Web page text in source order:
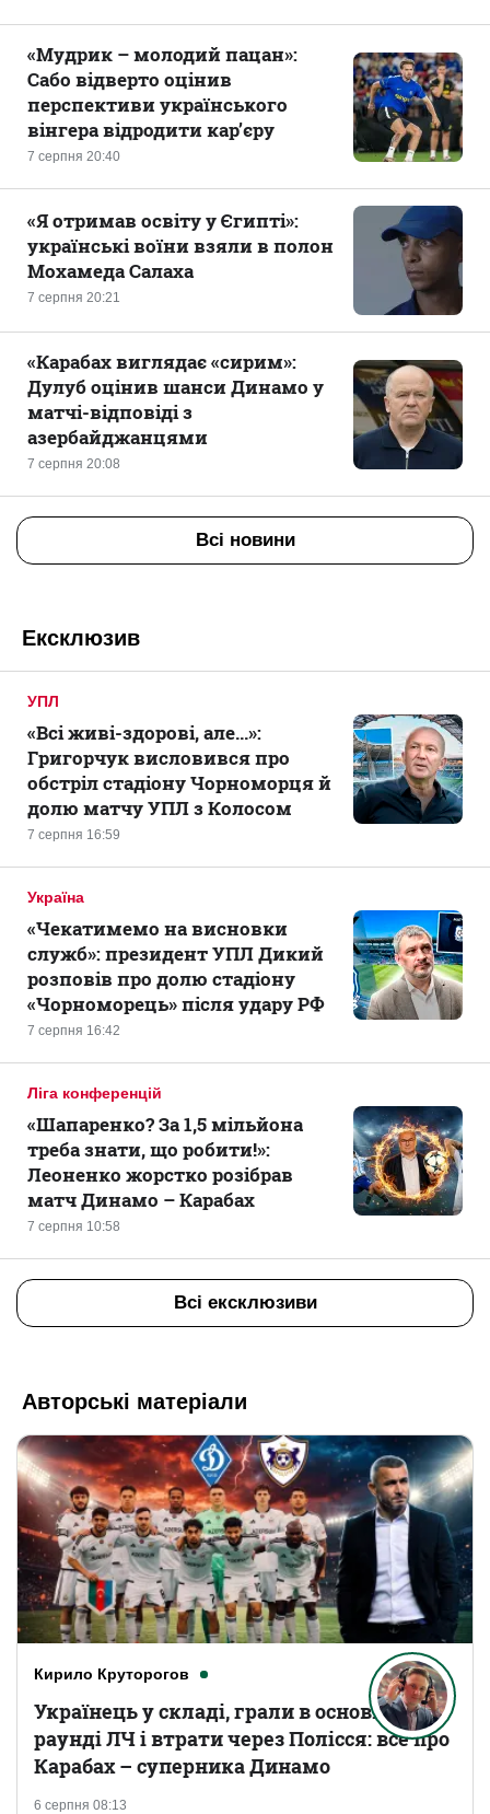
7 серпня 20:40
«Мудрик – молодий пацан»:
Сабо відверто оцінив
перспективи українського
вінгера відродити кар’єру
7 серпня 20:21
«Я отримав освіту у Єгипті»:
українські воїни взяли в полон
Мохамеда Салаха
7 серпня 20:08
«Карабах виглядає «сирим»:
Дулуб оцінив шанси Динамо у
матчі-відповіді з
азербайджанцями
Всі новини
Ексклюзив
УПЛ
7 серпня 16:59
«Всі живі-здорові, але...»:
Григорчук висловився про
обстріл стадіону Чорноморця й
долю матчу УПЛ з Колосом
Україна
7 серпня 16:42
«Чекатимемо на висновки
служб»: президент УПЛ Дикий
розповів про долю стадіону
«Чорноморець» після удару РФ
Ліга конференцій
7 серпня 10:58
«Шапаренко? За 1,5 мільйона
треба знати, що робити!»:
Леоненко жорстко розібрав
матч Динамо – Карабах
Всі ексклюзиви
Авторські матеріали
Кирило Круторогов
6 серпня 08:13
Українець у складі, грали в основному
раунді ЛЧ і втрати через Полісся: все про
Карабах – суперника Динамо